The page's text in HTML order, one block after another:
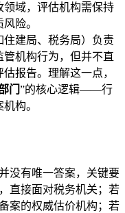
域，评估机构需保持
险。
住建局、税务局）负责
机构行为，但并不直
报告。理解这一点，
门 ”的核心逻辑——行
构。
没有唯一答案，关键要
直接面对税务机关；若
案的权威估价机构；若